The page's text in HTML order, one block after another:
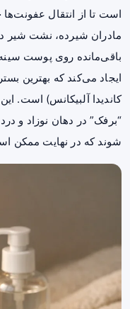
است تا از انتقال
مادران شیرده، نشت
باقی‌مانده روی پوست
ایجاد می‌کند که بهترین
کاندیدا آلبیکانس) است.
“برفک” در دهان نوزاد و
شوند که در نهایت ممکن